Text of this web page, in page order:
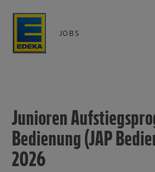
JOBS
Junioren
Bedienung (JAP
2026